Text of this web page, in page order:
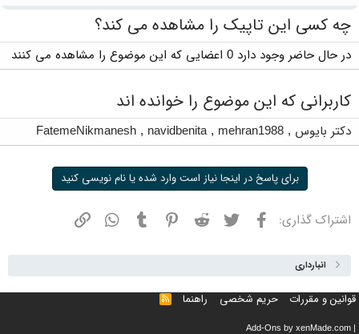
چه کسی این تاپیک را مشاهده می کند؟
در حال حاضر وجود دارد 0 اعضایی که این موضوع را مشاهده می کنند
کاربرانی که این موضوع را خوانده اند
دکتر بایوس ,
mehran1988
,
navidbenita
,
FatemeNikmanesh
برای پاسخ در اینجا نیاز است وارد شده یا نام نویسی کنید
اشتراک گذاری: فیسبوک توییتر ردیت پینترستتامبلر واتسپ
انبارداری
قوانین و مقررات حریم شخصی راهنما خوراک
|
Add-Ons by xenMade.com